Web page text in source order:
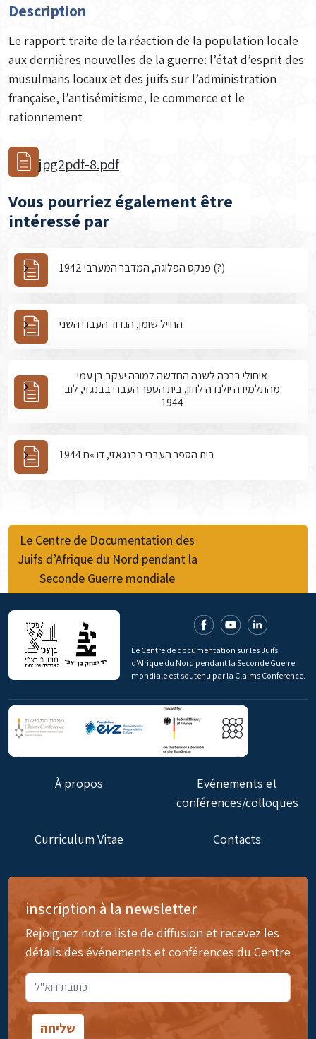
Description
Le rapport traite de la réaction de la population locale
aux dernières nouvelles de la guerre: l’état d’esprit des
musulmans locaux et des juifs sur l’administration
française, l’antisémitisme, le commerce et le
rationnement
jpg2pdf-8.pdf
Vous pourriez également être
intéressé par
פנקס הפלוגה, המדבר המערבי 1942 (?)
החייל שומן, הגדוד העברי השני
איחולי ברכה לשנה החדשה למורה יעקב בן עמי
מהתלמידה יולנדה לוזון, בית הספר העברי בבנגזי, לוב
1944
בית הספר העברי בבנגאזי, דו »ח 1944
Le Centre de Documentation des
Juifs d’Afrique du Nord pendant la
Seconde Guerre mondiale
Le Centre de documentation sur les Juifs
d'Afrique du Nord pendant la Seconde Guerre
mondiale est soutenu par la Claims Conference.
À propos
Evénements et
conférences/colloques
Curriculum Vitae Contacts
inscription à la newsletter
Rejoignez notre liste de diffusion et recevez les
détails des événements et conférences du Centre